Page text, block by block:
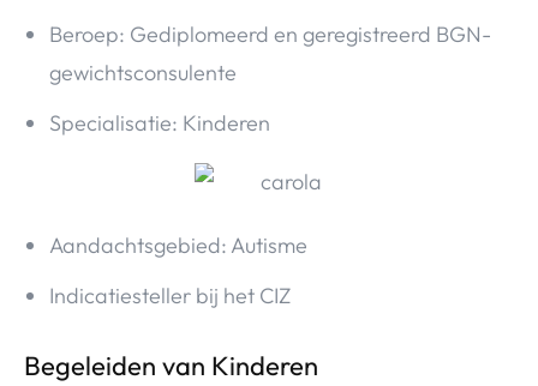
Beroep: Gediplomeerd en geregistreerd BGN-
gewichtsconsulente
Specialisatie: Kinderen
Aandachtsgebied: Autisme
Indicatiesteller bij het CIZ
Begeleiden van Kinderen